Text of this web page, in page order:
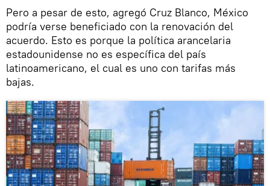
Pero a pesar de esto, agregó Cruz Blanco, México
podría verse beneficiado con la renovación del
acuerdo. Esto es porque la política arancelaria
estadounidense no es específica del país
latinoamericano, el cual es uno con tarifas más
bajas.